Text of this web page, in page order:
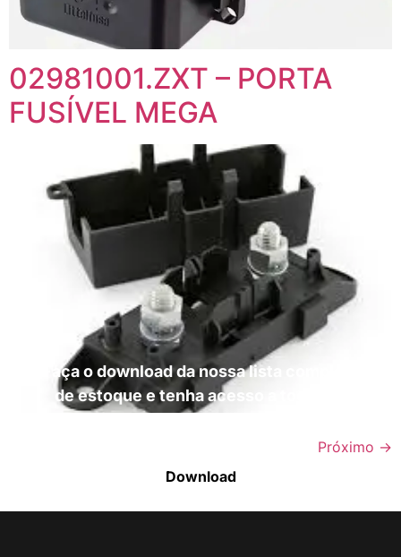
02981001.ZXT – PORTA
FUSÍVEL MEGA
Próximo →
Faça o download da nossa lista completa
de estoque e tenha acesso a todos os
produtos disponíveis
Download